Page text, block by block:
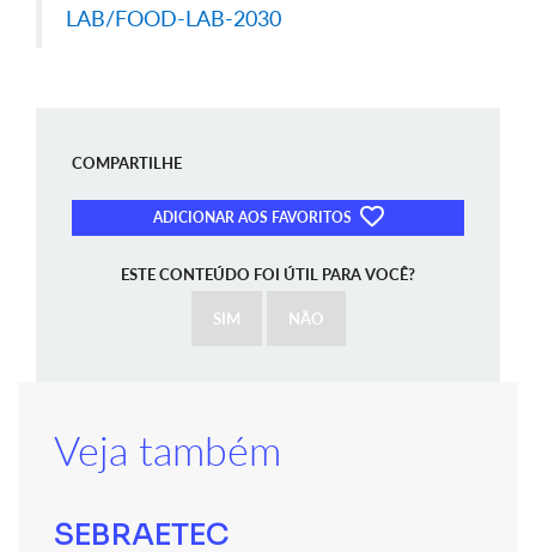
LAB/FOOD-LAB-2030
COMPARTILHE
ADICIONAR AOS FAVORITOS
ESTE CONTEÚDO FOI ÚTIL PARA VOCÊ?
SIM NÃO
Veja também
SEBRAETEC